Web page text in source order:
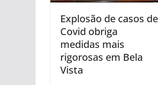
Explosão de casos de
Covid obriga
medidas mais
rigorosas em Bela
Vista